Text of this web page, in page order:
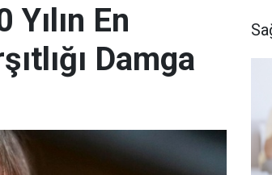
Yılın En
Damga